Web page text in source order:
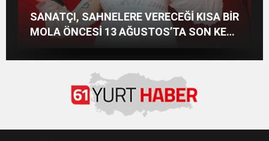
Başka Resort’ta Unutulmaz Gece Özülkü
Çifti Bodrum’u Büyüledi
SANATÇI, SAHNELERE VERECEĞİ KISA BİR
MOLA ÖNCESİ 13 AĞUSTOS’TA SON KEZ
HARBİYE’DE OLACAK!
SAHNELERİN ALBÜMSÜZ ASSOLİSTİ
GÖZDE DEMİRBİLEK, NR1 MAGAZİN’DE:
“SON ASSOLİST OLARAK VAR
OLACAĞIM!”
Demet Akalın, Sefo ve LVBEL C5 Bodrum’u
Salladı